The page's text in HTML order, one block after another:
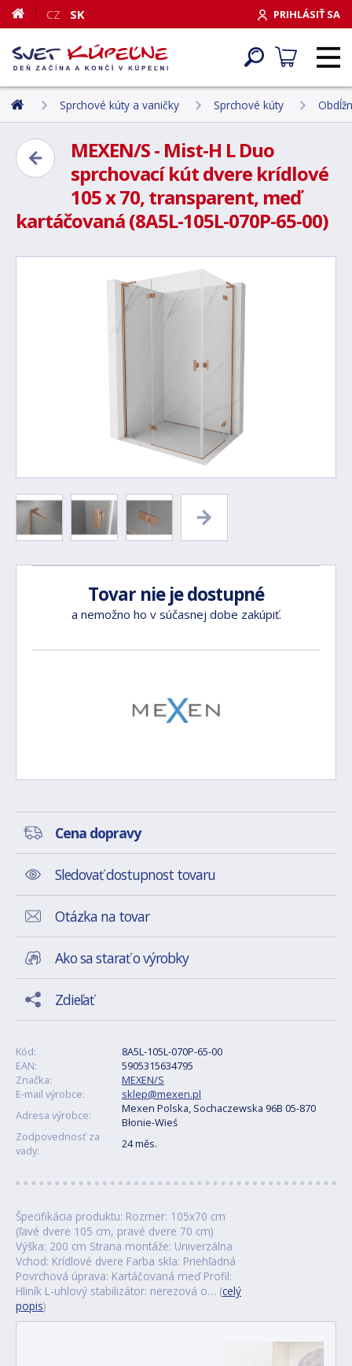
PRIHLÁSIŤ SA
CZ SK
Sprchové kúty a vaničky Sprchové kúty
MEXEN/S - Mist-H L Duo
sprchovací kút dvere krídlové
105 x 70, transparent, meď
kartáčovaná (8A5L-105L-070P-65-00)
Tovar nie je dostupné
a nemožno ho v súčasnej dobe zakúpiť.
Cena dopravy
Sledovať dostupnost tovaru
Otázka na tovar
Ako sa starať o výrobky
Zdieľať
Kód:
8A5L-105L-070P-65-00
EAN:
5905315634795
Značka:
MEXEN/S
E-mail výrobce:
sklep@mexen.pl
Adresa výrobce:
Mexen Polska, Sochaczewska 96B 05-870
Błonie-Wieś
Zodpovednosť za
vady:
24 měs.
Špecifikácia produktu: Rozmer: 105x70 cm
(ľavé dvere 105 cm, pravé dvere 70 cm)
Výška: 200 cm Strana montáže: Univerzálna
Vchod: Krídlové dvere Farba skla: Priehľadná
Povrchová úprava: Kartáčovaná meď Profil:
Hliník L-uhlový stabilizátor: nerezová o… (celý
popis)